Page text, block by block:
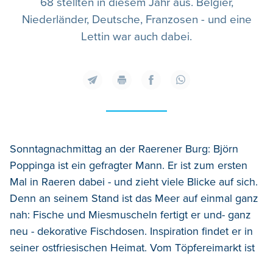
Niederländer, Deutsche, Franzosen - und eine
Lettin war auch dabei.
Sonntagnachmittag an der Raerener Burg: Björn
Poppinga ist ein gefragter Mann. Er ist zum ersten
Mal in Raeren dabei - und zieht viele Blicke auf sich.
Denn an seinem Stand ist das Meer auf einmal ganz
nah: Fische und Miesmuscheln fertigt er und- ganz
neu - dekorative Fischdosen. Inspiration findet er in
seiner ostfriesischen Heimat. Vom Töpfereimarkt ist